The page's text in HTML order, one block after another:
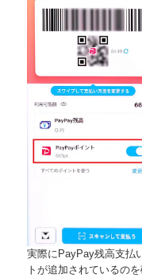
実際にPayPay残高支払
トが追加されているの